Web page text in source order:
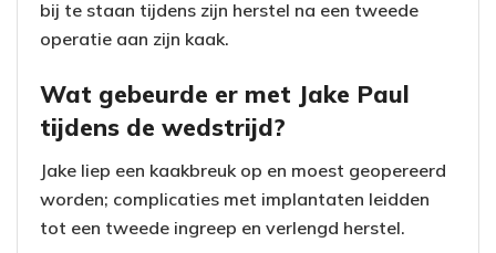
bij te staan tijdens zijn herstel na een tweede
operatie aan zijn kaak.
Wat gebeurde er met Jake Paul
tijdens de wedstrijd?
Jake liep een kaakbreuk op en moest geopereerd
worden; complicaties met implantaten leidden
tot een tweede ingreep en verlengd herstel.